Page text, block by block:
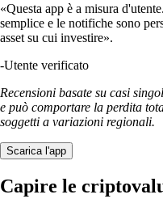
«Questa app è a misura
semplice e le notifiche sono
asset su cui investire».
-Utente verificato
Recensioni basate su casi
e può comportare la perdita
soggetti a variazioni regionali.
Scarica l'app
Capire le